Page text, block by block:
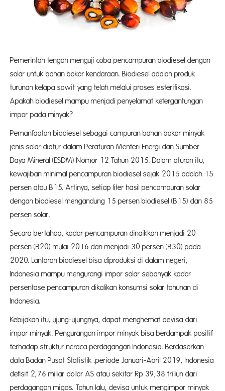
Pemerintah tengah menguji coba pencampuran biodiesel dengan
solar untuk bahan bakar kendaraan. Biodiesel adalah produk
turunan kelapa sawit yang telah melalui proses esterifikasi.
Apakah biodiesel mampu menjadi penyelamat ketergantungan
impor pada minyak?
Pemanfaatan biodiesel sebagai campuran bahan bakar minyak
jenis solar diatur dalam Peraturan Menteri Energi dan Sumber
Daya Mineral (ESDM) Nomor 12 Tahun 2015. Dalam aturan itu,
kewajiban minimal pencampuran biodiesel sejak 2015 adalah 15
persen atau B15. Artinya, setiap liter hasil pencampuran solar
dengan biodiesel mengandung 15 persen biodiesel (B15) dan 85
persen solar.
Secara bertahap, kadar pencampuran dinaikkan menjadi 20
persen (B20) mulai 2016 dan menjadi 30 persen (B30) pada
2020. Lantaran biodiesel bisa diproduksi di dalam negeri,
Indonesia mampu mengurangi impor solar sebanyak kadar
persentase pencampuran dikalikan konsumsi solar tahunan di
Indonesia.
Kebijakan itu, ujung-ujungnya, dapat menghemat devisa dari
impor minyak. Pengurangan impor minyak bisa berdampak positif
terhadap struktur neraca perdagangan Indonesia. Berdasarkan
data Badan Pusat Statistik .periode Januari-April 2019, Indonesia
defisit 2,76 miliar dollar AS atau sekitar Rp 39,38 triliun dari
perdagangan migas. Tahun lalu, devisa untuk mengimpor minyak